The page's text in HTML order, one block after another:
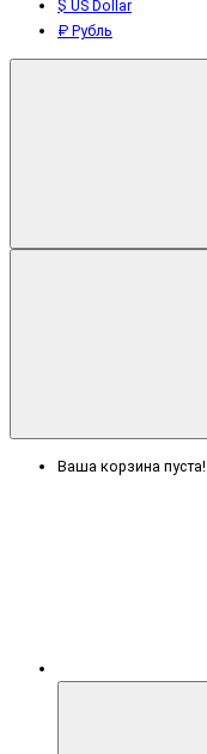
$ US Dollar
₽ Рубль
Ваша корзина пуста!